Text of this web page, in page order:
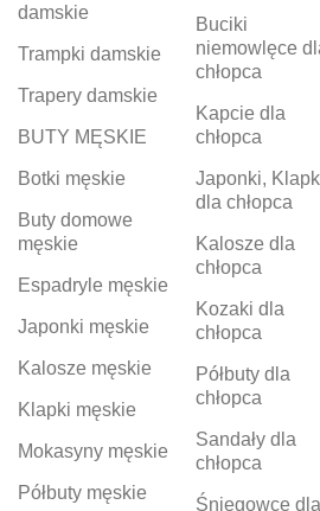
damskie
Trampki damskie
Trapery damskie
BUTY MĘSKIE
Botki męskie
Buty domowe
męskie
Espadryle męskie
Japonki męskie
Kalosze męskie
Klapki męskie
Mokasyny męskie
Półbuty męskie
Buciki
niemowlęce
chłopca
Kapcie dla
chłopca
Japonki,
dla chłopca
Kalosze dla
chłopca
Kozaki dla
chłopca
Półbuty dla
chłopca
Sandały dla
chłopca
Śniegowce dla